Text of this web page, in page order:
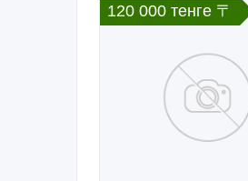
120 000 тенге 〒